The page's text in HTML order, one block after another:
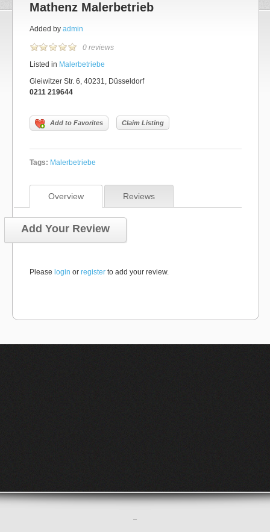
Mathenz Malerbetrieb
Added by admin
0 reviews
Listed in Malerbetriebe
Gleiwitzer Str. 6, 40231, Düsseldorf
0211 219644
Add to Favorites Claim Listing
Tags: Malerbetriebe
Overview Reviews
Add Your Review
Please login or register to add your review.
–